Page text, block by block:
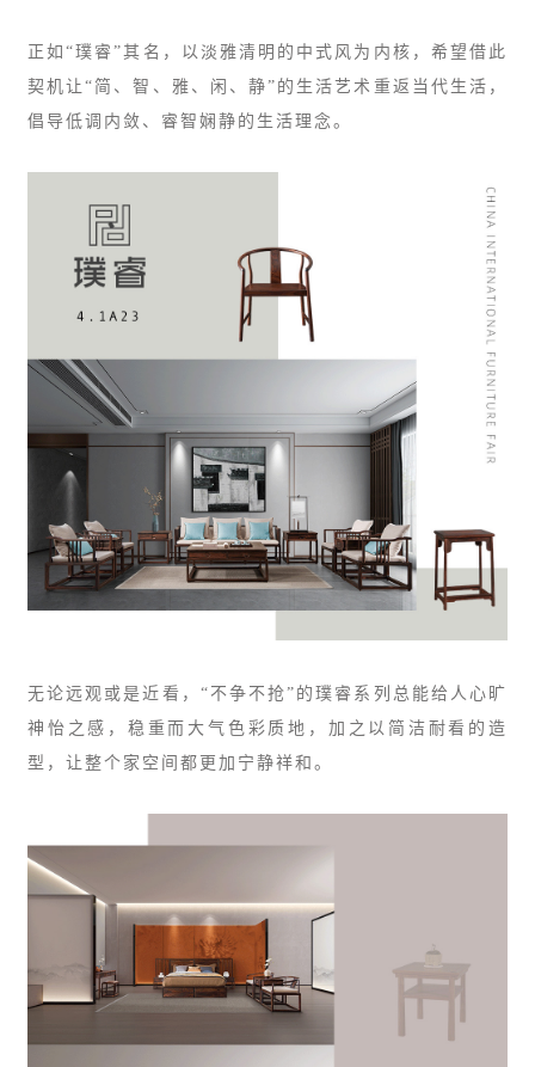
正如“璞睿”其名，以淡雅清明的中式风为内核，希望借此
契机让“简、智、雅、闲、静”的生活艺术重返当代生活，
倡导低调内敛、睿智娴静的生活理念。
无论远观或是近看，“不争不抢”的璞睿系列总能给人心旷
神怡之感，稳重而大气色彩质地，加之以简洁耐看的造
型，让整个家空间都更加宁静祥和。